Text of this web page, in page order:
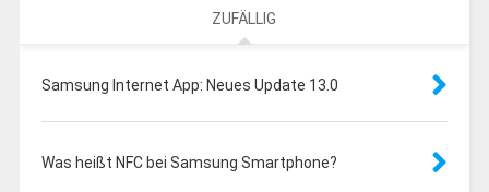
ZUFÄLLIG
Samsung Internet App: Neues Update 13.0
Was heißt NFC bei Samsung Smartphone?